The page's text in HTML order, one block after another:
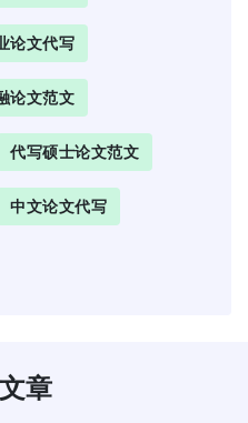
论文代写
论文范文
代写硕士论文范文
中文论文代写
章